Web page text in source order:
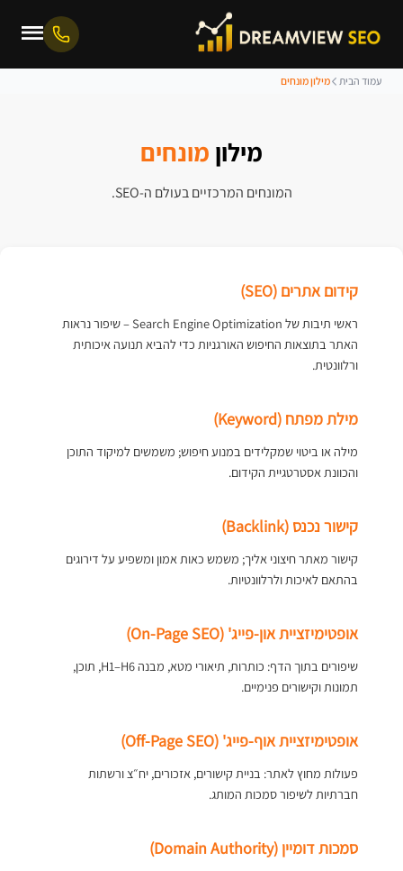
עמוד הבית מילון מונחים
מילון מונחים
המונחים המרכזיים בעולם ה-SEO.
קידום אתרים (SEO)
ראשי תיבות של Search Engine Optimization – שיפור נראות
האתר בתוצאות החיפוש האורגניות כדי להביא תנועה איכותית
ורלוונטית.
מילת מפתח (Keyword)
מילה או ביטוי שמקלידים במנוע חיפוש; משמשים למיקוד התוכן
והכוונת אסטרטגיית הקידום.
קישור נכנס (Backlink)
קישור מאתר חיצוני אליך; משמש כאות אמון ומשפיע על דירוגים
בהתאם לאיכות ולרלוונטיות.
אופטימיזציית און-פייג' (On-Page SEO)
שיפורים בתוך הדף: כותרות, תיאורי מטא, מבנה H1–H6, תוכן,
תמונות וקישורים פנימיים.
אופטימיזציית אוף-פייג' (Off-Page SEO)
פעולות מחוץ לאתר: בניית קישורים, אזכורים, יח״צ ורשתות
חברתיות לשיפור סמכות המותג.
סמכות דומיין (Domain Authority)